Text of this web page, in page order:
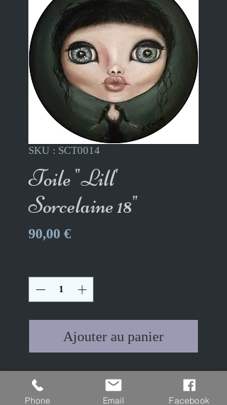
SKU : SCT0014
Toile "Lill'
Sorcelaine 18"
90,00 €Prix
Ajouter au panier
Toile "Lill' Sorcelaine XVIII"-
Les Poupées de Sorcelaine
Phone Email Facebook